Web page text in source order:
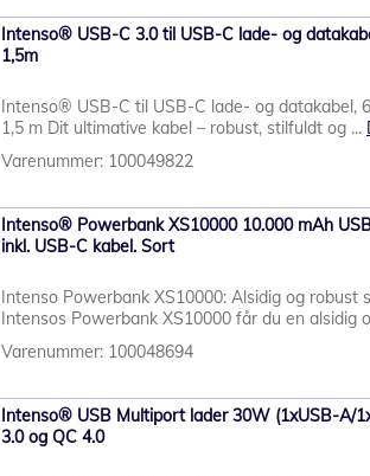
Intenso® USB-C 3.0 til USB-C lade- og
1,5m
Intenso® USB-C til USB-C lade- og datakabel,
1,5 m Dit ultimative kabel – robust, stilfuldt og ...
Varenummer: 100049822
Intenso® Powerbank XS10000 10.000 mAh
inkl. USB-C kabel. Sort
Intenso Powerbank XS10000: Alsidig og robust
Intensos Powerbank XS10000 får du en alsidig
Varenummer: 100048694
Intenso® USB Multiport lader 30W (1xUSB-A/
3.0 og QC 4.0